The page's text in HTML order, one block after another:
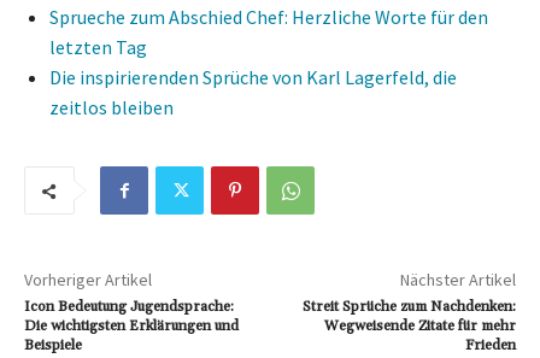
Sprueche zum Abschied Chef: Herzliche Worte für den
letzten Tag
Die inspirierenden Sprüche von Karl Lagerfeld, die
zeitlos bleiben
Vorheriger Artikel
Icon Bedeutung Jugendsprache:
Die wichtigsten Erklärungen und
Beispiele
Nächster Artikel
Streit Sprüche zum Nachdenken:
Wegweisende Zitate für mehr
Frieden